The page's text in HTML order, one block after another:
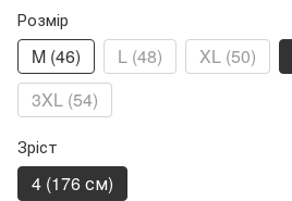
Розмір
M (46) L (48) XL (50)
3XL (54)
Зріст
4 (176 см)